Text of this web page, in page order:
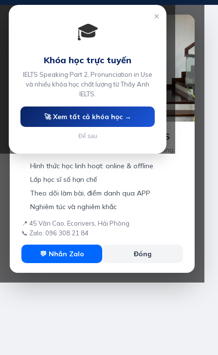
Luyện thi IELTS cùng Thầy Anh IELTS
Giáo viên hơn 10 năm kinh nghiệm tại Hải Phòng.
Hình thức học linh hoạt: online & offline
Lớp học sĩ số hạn chế
Theo dõi làm bài, điểm danh qua APP
Nghiêm túc và nghiêm khắc
📍 45 Văn Cao, Ecorivers, Hải Phòng
📞 Zalo: 096 308 21 84
💬 Nhắn Zalo Đóng
×
🎓
Khóa học trực tuyến
IELTS Speaking Part 2, Pronunciation in Use
và nhiều khóa học chất lượng từ Thầy Anh
IELTS.
🚀 Xem tất cả khóa học →
Để sau